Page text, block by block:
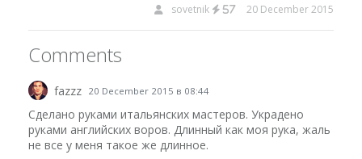
sovetnik 57 20 December 2015
Comments
fazzz 20 December 2015 в 08:44
Сделано руками итальянских мастеров. Украдено
руками английских воров. Длинный как моя рука, жаль
не все у меня такое же длинное.